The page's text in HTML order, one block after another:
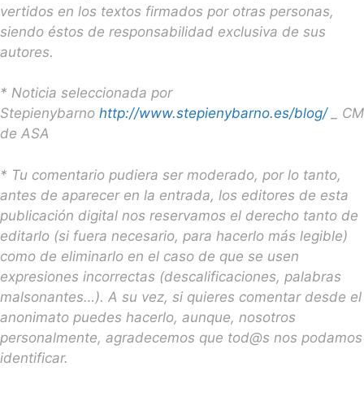
vertidos en los textos firmados por otras personas,
siendo éstos de responsabilidad exclusiva de sus
autores.
* Noticia seleccionada por
Stepienybarno http://www.stepienybarno.es/blog/_ CM
de ASA
* Tu comentario pudiera ser moderado, por lo tanto,
antes de aparecer en la entrada, los editores de esta
publicación digital nos reservamos el derecho tanto de
editarlo (si fuera necesario, para hacerlo más legible)
como de eliminarlo en el caso de que se usen
expresiones incorrectas (descalificaciones, palabras
malsonantes…). A su vez, si quieres comentar desde el
anonimato puedes hacerlo, aunque, nosotros
personalmente, agradecemos que tod@s nos podamos
identificar.